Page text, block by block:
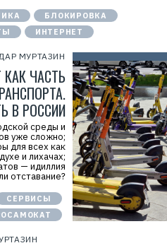
БЛОКИРОВКА
ИНТЕРНЕТ
МУРТАЗИН
ЧАСТЬ
В РОССИИ
среды и
уже сложно;
для всех как
и лихачах;
— идиллия
отставание?
СЕРВИСЫ